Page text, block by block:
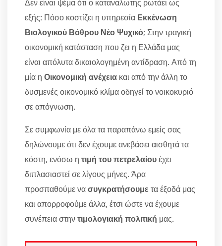
Δεν είναι ψέμα ότι ο καταναλωτής ρωτάει ως
εξής: Πόσο κοστίζει η υπηρεσία Εκκένωση
Βιολογικού Βόθρου Νέο Ψυχικό; Στην τραγική
οικονομική κατάσταση που ζει η Ελλάδα μας
είναι απόλυτα δικαιολογημένη αντίδραση. Από τη
μία η Οικονομική ανέχεια και από την άλλη το
δυσμενές οικονομικό κλίμα οδηγεί το νοικοκυριό
σε απόγνωση.
Σε συμφωνία με όλα τα παραπάνω εμείς σας
δηλώνουμε ότι δεν έχουμε ανεβάσει αισθητά τα
κόστη, ενόσω η τιμή του πετρελαίουέχει
διπλασιαστεί σε λίγους μήνες. Άρα
προσπαθούμε νασυγκρατήσουμε τα έξοδά μας
και απορροφούμε άλλα, έτσι ώστε να έχουμε
συνέπεια στηντιμολογιακή πολιτική μας.